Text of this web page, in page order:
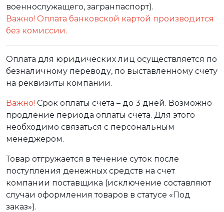
военнослужащего, загранпаспорт).
Важно! Оплата банковской картой производится
без комиссии.
Оплата для юридических лиц осуществляется по
безналичному переводу, по выставленному счету
на реквизиты компании.
Важно! Срок оплаты счета – до 3 дней. Возможно
продление периода оплаты счета. Для этого
необходимо связаться с персональным
менеджером.
Товар отгружается в течение суток после
поступления денежных средств на счет
компании поставщика (исключение составляют
случаи оформления товаров в статусе «Под
заказ»).